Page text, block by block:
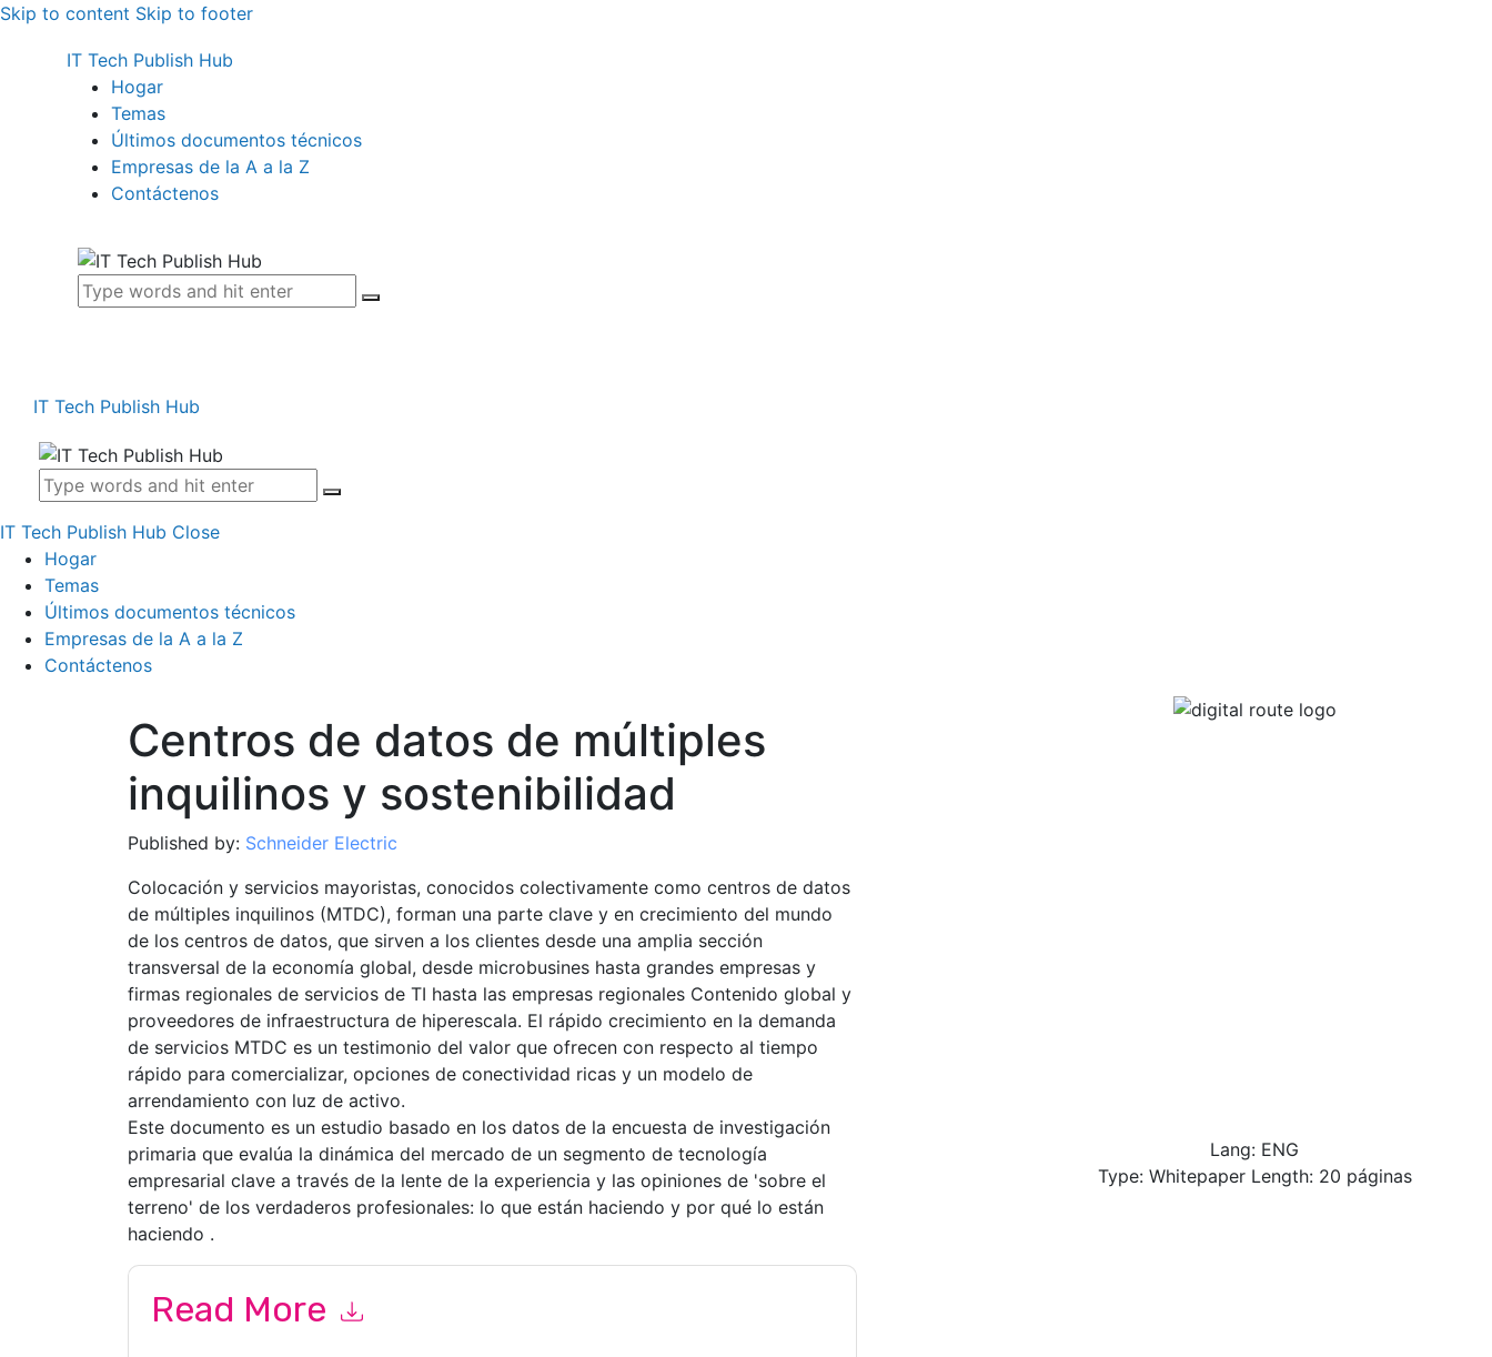
Skip to content Skip to footer
IT Tech Publish Hub
Hogar
Temas
Últimos documentos técnicos
Empresas de la A a la Z
Contáctenos
IT Tech Publish Hub
IT Tech Publish Hub Close
Hogar
Temas
Últimos documentos técnicos
Empresas de la A a la Z
Contáctenos
Centros de datos de múltiples
inquilinos y sostenibilidad
Published by: Schneider Electric
Colocación y servicios mayoristas, conocidos colectivamente como centros de datos
de múltiples inquilinos (MTDC), forman una parte clave y en crecimiento del mundo
de los centros de datos, que sirven a los clientes desde una amplia sección
transversal de la economía global, desde microbusines hasta grandes empresas y
firmas regionales de servicios de TI hasta las empresas regionales Contenido global y
proveedores de infraestructura de hiperescala. El rápido crecimiento en la demanda
de servicios MTDC es un testimonio del valor que ofrecen con respecto al tiempo
rápido para comercializar, opciones de conectividad ricas y un modelo de
arrendamiento con luz de activo.
Este documento es un estudio basado en los datos de la encuesta de investigación
primaria que evalúa la dinámica del mercado de un segmento de tecnología
empresarial clave a través de la lente de la experiencia y las opiniones de 'sobre el
terreno' de los verdaderos profesionales: lo que están haciendo y por qué lo están
haciendo .
Read More
Lang: ENG
Type: Whitepaper Length: 20 páginas